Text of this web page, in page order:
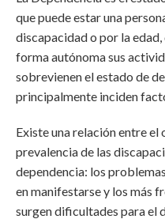
que puede estar una
discapacidad o por la
forma autónoma sus
sobrevienen el estado de
principalmente inciden
Existe una relación entre el
prevalencia de las
dependencia: los
en manifestarse y los más
surgen dificultades para el